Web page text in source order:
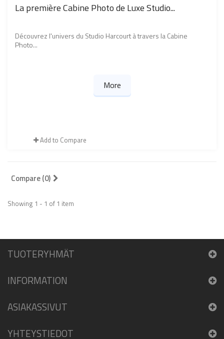
La première Cabine Photo de Luxe Studio...
Découvrez l'univers du Studio Harcourt à travers la Cabine
Photo...
More
Add to Compare
Compare (0)
Showing 1 - 1 of 1 item
TUOTERYHMÄT
INFORMATION
ASIAKASSIVUT
YHTEYSTIEDOT